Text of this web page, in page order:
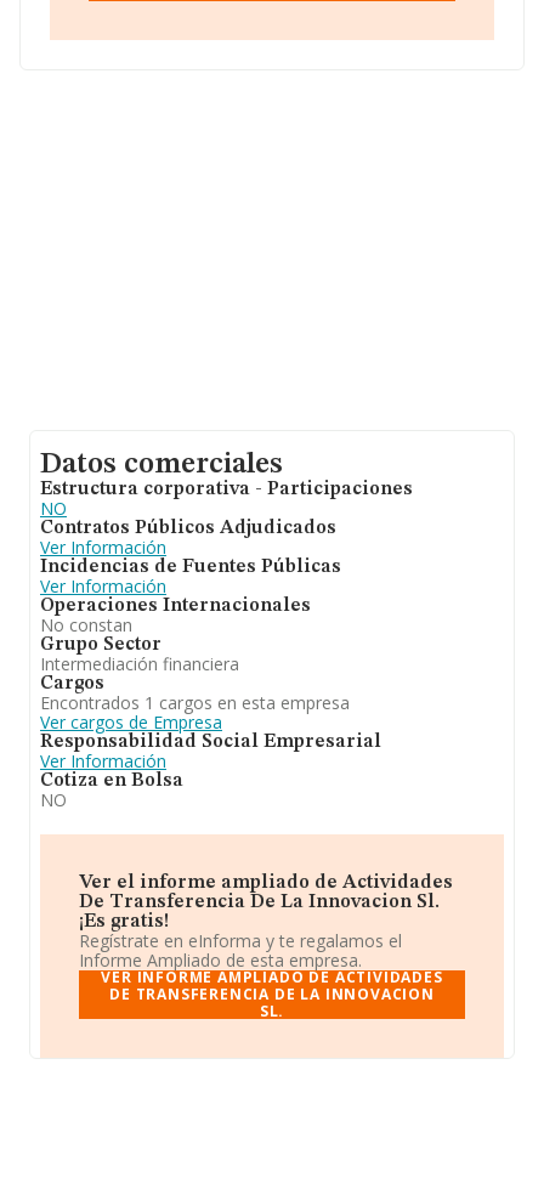
Datos comerciales
Estructura corporativa - Participaciones
NO
Contratos Públicos Adjudicados
Ver Información
Incidencias de Fuentes Públicas
Ver Información
Operaciones Internacionales
No constan
Grupo Sector
Intermediación financiera
Cargos
Encontrados 1 cargos en esta empresa
Ver cargos de Empresa
Responsabilidad Social Empresarial
Ver Información
Cotiza en Bolsa
NO
Ver el informe ampliado de Actividades
De Transferencia De La Innovacion Sl.
¡Es gratis!
Regístrate en eInforma y te regalamos el
Informe Ampliado de esta empresa.
VER INFORME AMPLIADO DE ACTIVIDADES
DE TRANSFERENCIA DE LA INNOVACION
SL.